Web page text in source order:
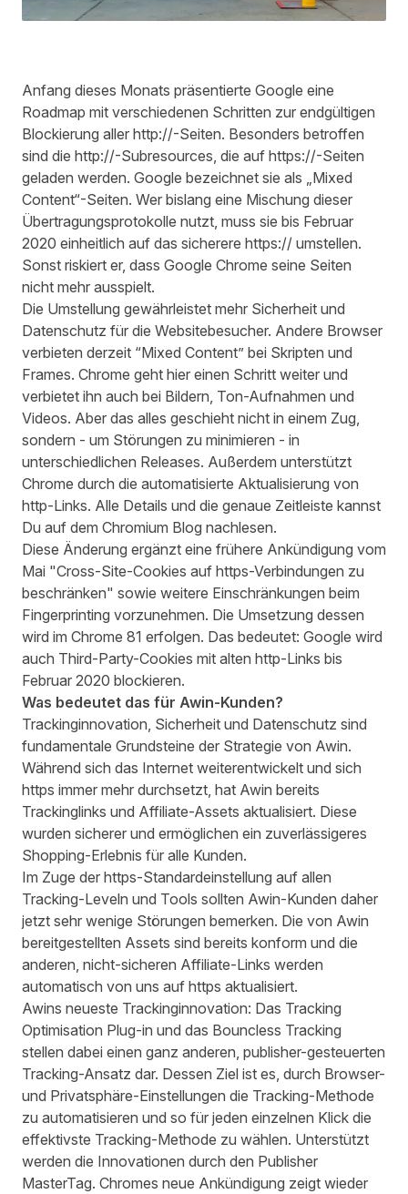
Anfang dieses Monats präsentierte Google eine
Roadmap mit verschiedenen Schritten zur endgültigen
Blockierung aller http://-Seiten. Besonders betroffen
sind die http://-Subresources, die auf https://-Seiten
geladen werden. Google bezeichnet sie als „Mixed
Content“-Seiten. Wer bislang eine Mischung dieser
Übertragungsprotokolle nutzt, muss sie bis Februar
2020 einheitlich auf das sicherere https:// umstellen.
Sonst riskiert er, dass Google Chrome seine Seiten
nicht mehr ausspielt.
Die Umstellung gewährleistet mehr Sicherheit und
Datenschutz für die Websitebesucher. Andere Browser
verbieten derzeit “Mixed Content” bei Skripten und
Frames. Chrome geht hier einen Schritt weiter und
verbietet ihn auch bei Bildern, Ton-Aufnahmen und
Videos. Aber das alles geschieht nicht in einem Zug,
sondern - um Störungen zu minimieren - in
unterschiedlichen Releases. Außerdem unterstützt
Chrome durch die automatisierte Aktualisierung von
http-Links. Alle Details und die genaue Zeitleiste kannst
Du auf dem Chromium Blog nachlesen.
Diese Änderung ergänzt eine frühere Ankündigung vom
Mai "Cross-Site-Cookies auf https-Verbindungen zu
beschränken" sowie weitere Einschränkungen beim
Fingerprinting vorzunehmen. Die Umsetzung dessen
wird im Chrome 81 erfolgen. Das bedeutet: Google wird
auch Third-Party-Cookies mit alten http-Links bis
Februar 2020 blockieren.
Was bedeutet das für Awin-Kunden?
Trackinginnovation, Sicherheit und Datenschutz sind
fundamentale Grundsteine der Strategie von Awin.
Während sich das Internet weiterentwickelt und sich
https immer mehr durchsetzt, hat Awin bereits
Trackinglinks und Affiliate-Assets aktualisiert. Diese
wurden sicherer und ermöglichen ein zuverlässigeres
Shopping-Erlebnis für alle Kunden.
Im Zuge der https-Standardeinstellung auf allen
Tracking-Leveln und Tools sollten Awin-Kunden daher
jetzt sehr wenige Störungen bemerken. Die von Awin
bereitgestellten Assets sind bereits konform und die
anderen, nicht-sicheren Affiliate-Links werden
automatisch von uns auf https aktualisiert.
Awins neueste Trackinginnovation: Das Tracking
Optimisation Plug-in und das Bouncless Tracking
stellen dabei einen ganz anderen, publisher-gesteuerten
Tracking-Ansatz dar. Dessen Ziel ist es, durch Browser-
und Privatsphäre-Einstellungen die Tracking-Methode
zu automatisieren und so für jeden einzelnen Klick die
effektivste Tracking-Methode zu wählen. Unterstützt
werden die Innovationen durch den Publisher
MasterTag. Chromes neue Ankündigung zeigt wieder